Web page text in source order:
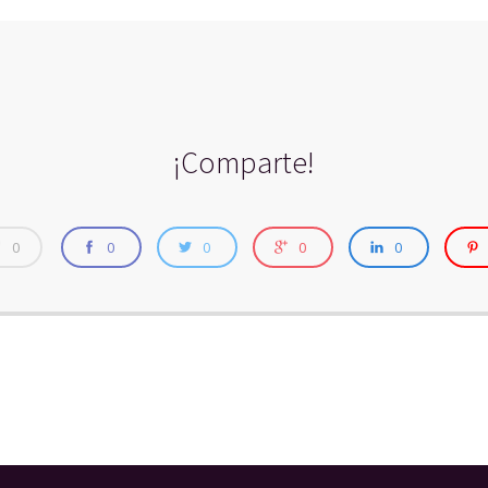
¡Comparte!
0 0 0 0 0